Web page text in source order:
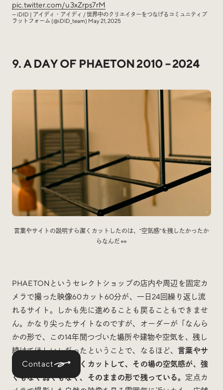
Contact
pic.twitter.com/u3xZrps7rM
— iDID | アイディ・アイディ / 世界中のクリエイターをつなげるコミュニティプ
ラットフォーム (@iDID_team) May 21, 2025
9. A DAY OF PHAETON 2010 – 2024
言葉やサイトの説明すら潔くカットしたのは、”空気感”を残したかったか
らなんだ 👀
PHAETONというセレクトショップの店内や周辺を固定カ
メラで撮った映像60カット60分が、一日24回繰り返し流
れるサイト。しかも先に進めることも戻ることもできませ
ん。かなり尖ったサイトなのですが、オーダーが「なんら
かの形で、この14年間つづいた場所や建物や空気を、残し
続けてほしい」だったということで、なるほど、言葉やサ
イトの説明すらも潔くカットして、その場の空気感が、強
くもなく弱くもなく、そのままの形で残っている。 定点カ